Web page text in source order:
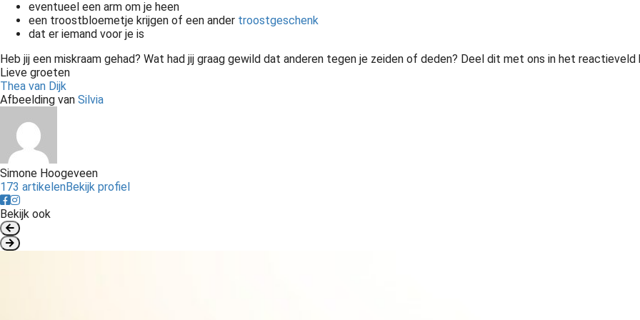
eventueel een arm om je heen
een troostbloemetje krijgen of een ander troostgeschenk
dat er iemand voor je is
Heb jij een miskraam gehad? Wat had jij graag gewild dat anderen tegen je zeiden of deden? Deel dit met ons in het reactieveld
Lieve groeten
Thea van Dijk
Afbeelding van Silvia
Simone Hoogeveen
173 artikelenBekijk profiel
Bekijk ook